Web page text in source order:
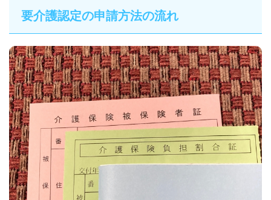
要介護認定の申請方法の流れ